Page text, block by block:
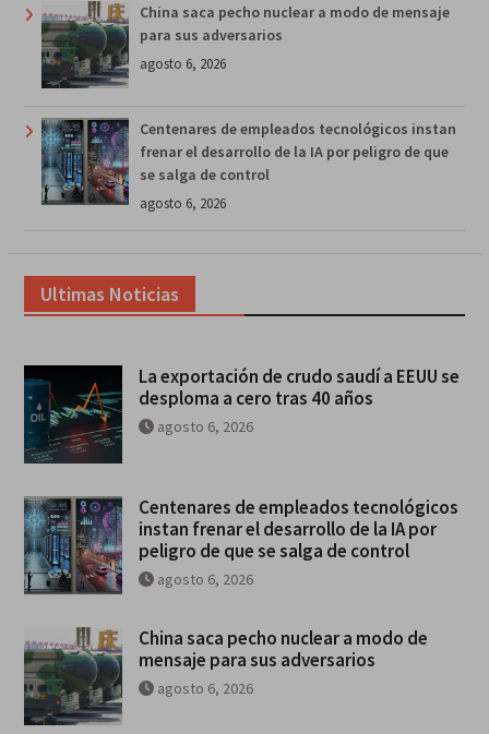
China saca pecho nuclear a modo de mensaje
para sus adversarios
agosto 6, 2026
Centenares de empleados tecnológicos instan
frenar el desarrollo de la IA por peligro de que
se salga de control
agosto 6, 2026
Ultimas Noticias
La exportación de crudo saudí a EEUU se
desploma a cero tras 40 años
agosto 6, 2026
Centenares de empleados tecnológicos
instan frenar el desarrollo de la IA por
peligro de que se salga de control
agosto 6, 2026
China saca pecho nuclear a modo de
mensaje para sus adversarios
agosto 6, 2026